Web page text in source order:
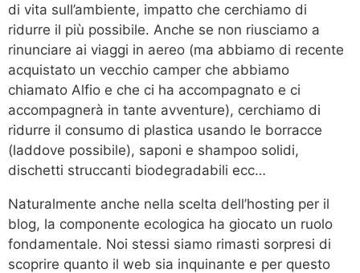
di vita sull’ambiente, impatto che cerchiamo di
ridurre il più possibile. Anche se non riusciamo a
rinunciare ai viaggi in aereo (ma abbiamo di recente
acquistato un vecchio camper che abbiamo
chiamato Alfio e che ci ha accompagnato e ci
accompagnerà in tante avventure), cerchiamo di
ridurre il consumo di plastica usando le borracce
(laddove possibile), saponi e shampoo solidi,
dischetti struccanti biodegradabili ecc…
Naturalmente anche nella scelta dell’hosting per il
blog, la componente ecologica ha giocato un ruolo
fondamentale. Noi stessi siamo rimasti sorpresi di
scoprire quanto il web sia inquinante e per questo